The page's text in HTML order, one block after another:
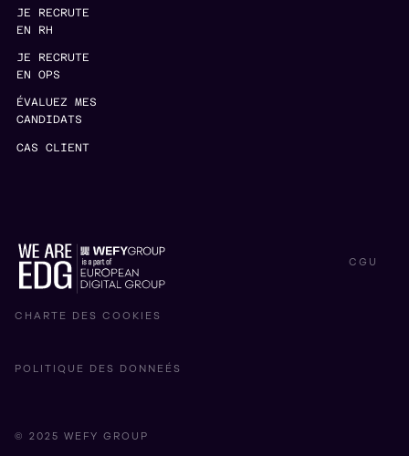
JE RECRUTE
EN RH
JE RECRUTE
EN OPS
ÉVALUEZ MES
CANDIDATS
CAS CLIENT
© 2025 WEFY GROUP
CHARTE DES COOKIES
POLITIQUE DES DONNEÉS
CGU